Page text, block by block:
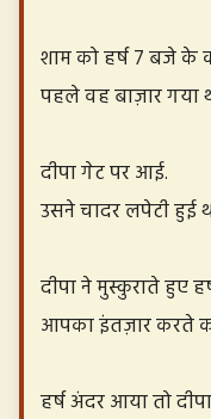
शाम को हर्ष 7 बजे के
पहले वह बाज़ार गया
दीपा गेट पर आई.
उसने चादर लपेटी हुई
दीपा ने मुस्कुराते हुए
आपका इंतज़ार करते
हर्ष अंदर आया तो